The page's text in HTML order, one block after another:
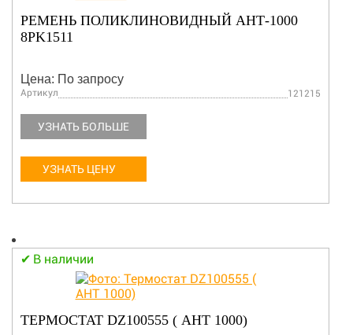
РЕМЕНЬ ПОЛИКЛИНОВИДНЫЙ АНТ-1000
8PK1511
Цена: По запросу
Артикул 121215
УЗНАТЬ БОЛЬШЕ
УЗНАТЬ ЦЕНУ
В наличии
ТЕРМОСТАТ DZ100555 ( АНТ 1000)